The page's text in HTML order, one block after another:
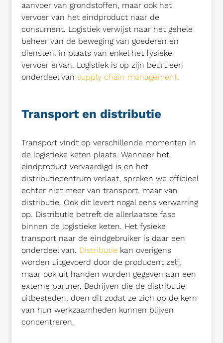
aanvoer van grondstoffen, maar ook het
vervoer van het eindproduct naar de
consument. Logistiek verwijst naar het gehele
beheer van de beweging van goederen en
diensten, in plaats van enkel het fysieke
vervoer ervan. Logistiek is op zijn beurt een
onderdeel vansupply chain management.
Transport en distributie
Transport vindt op verschillende momenten in
de logistieke keten plaats. Wanneer het
eindproduct vervaardigd is en het
distributiecentrum verlaat, spreken we officieel
echter niet meer van transport, maar van
distributie. Ook dit levert nogal eens verwarring
op. Distributie betreft de allerlaatste fase
binnen de logistieke keten. Het fysieke
transport naar de eindgebruiker is daar een
onderdeel van. Distributie kan overigens
worden uitgevoerd door de producent zelf,
maar ook uit handen worden gegeven aan een
externe partner. Bedrijven die de distributie
uitbesteden, doen dit zodat ze zich op de kern
van hun werkzaamheden kunnen blijven
concentreren.